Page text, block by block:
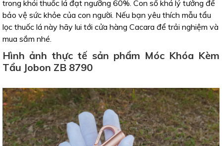
trong khói thuốc lá đạt ngưỡng 60%. Con số khá lý tưởng để
bảo vệ sức khỏe của con người. Nếu bạn yêu thích mẫu tẩu
lọc thuốc lá này hãy lui tới cửa hàng Cacara để trải nghiệm và
mua sắm nhé.
Hình ảnh thực tế sản phẩm Móc Khóa Kèm
Tẩu Jobon ZB 8790